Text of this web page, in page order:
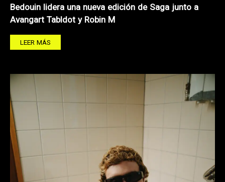
Bedouin lidera una nueva edición de Saga junto a
Avangart Tabldot y Robin M
LEER MÁS